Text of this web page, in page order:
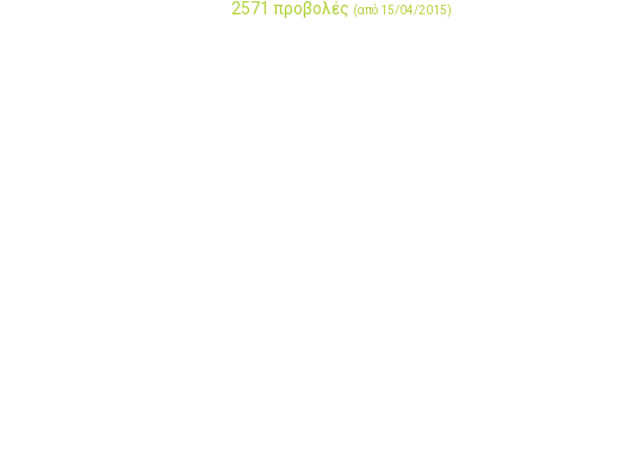
2571 προβολές (από 15/04/2015)